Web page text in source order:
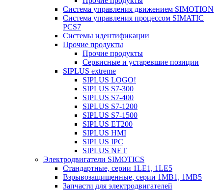
Система управления движением SIMOTION
Система управления процессом SIMATIC
PCS7
Системы идентификации
Прочие продукты
Прочие продукты
Сервисные и устаревшие позиции
SIPLUS extreme
SIPLUS LOGO!
SIPLUS S7-300
SIPLUS S7-400
SIPLUS S7-1200
SIPLUS S7-1500
SIPLUS ET200
SIPLUS HMI
SIPLUS IPC
SIPLUS NET
Электродвигатели SIMOTICS
Стандартные, серии 1LE1, 1LE5
Взрывозащищенные, серии 1MB1, 1MB5
Запчасти для электродвигателей